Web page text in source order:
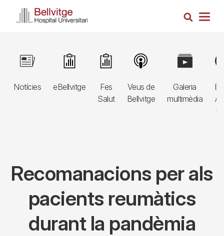
Cerca
Navegació
principal
3r
Notícies
Image
eBellvitge
Image
Fes
Salut
Image
Veus de
Bellvitge
Image
Galeria
multimèdia
Image
Recomanacions per als
pacients reumàtics
durant la pandèmia